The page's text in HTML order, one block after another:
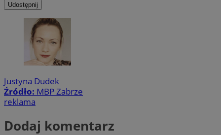
Udostępnij
Justyna Dudek
Źródło: MBP Zabrze
reklama
Dodaj komentarz